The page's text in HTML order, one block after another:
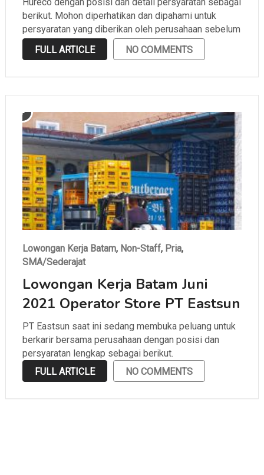
berikut. Mohon diperhatikan dan dipahami untuk
persyaratan yang diberikan oleh perusahaan sebelum
melamar.
FULL ARTICLE NO COMMENTS
Lowongan Kerja Batam, Non-Staff, Pria,
SMA/Sederajat
Lowongan Kerja Batam Juni
2021 Operator Store PT Eastsun
PT Eastsun saat ini sedang membuka peluang untuk
berkarir bersama perusahaan dengan posisi dan
persyaratan lengkap sebagai berikut.
FULL ARTICLE
NO COMMENTS